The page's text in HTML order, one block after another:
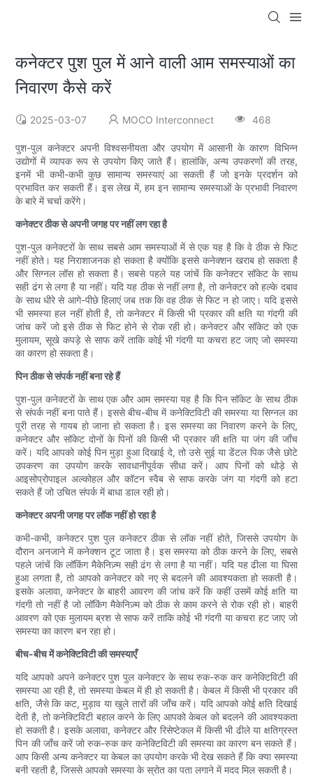
कनेक्टर पुश पुल में आने वाली आम समस्याओं का
निवारण कैसे करें
2025-03-07 MOCO Interconnect 468
पुश-पुल कनेक्टर अपनी विश्वसनीयता और उपयोग में आसानी के कारण विभिन्न
उद्योगों में व्यापक रूप से उपयोग किए जाते हैं। हालांकि, अन्य उपकरणों की तरह,
इनमें भी कभी-कभी कुछ सामान्य समस्याएं आ सकती हैं जो इनके प्रदर्शन को
प्रभावित कर सकती हैं। इस लेख में, हम इन सामान्य समस्याओं के प्रभावी निवारण
के बारे में चर्चा करेंगे।
कनेक्टर ठीक से अपनी जगह पर नहीं लग रहा है
पुश-पुल कनेक्टरों के साथ सबसे आम समस्याओं में से एक यह है कि वे ठीक से फिट
नहीं होते। यह निराशाजनक हो सकता है क्योंकि इससे कनेक्शन खराब हो सकता है
और सिग्नल लॉस हो सकता है। सबसे पहले यह जांचें कि कनेक्टर सॉकेट के साथ
सही ढंग से लगा है या नहीं। यदि यह ठीक से नहीं लगा है, तो कनेक्टर को हल्के दबाव
के साथ धीरे से आगे-पीछे हिलाएं जब तक कि वह ठीक से फिट न हो जाए। यदि इससे
भी समस्या हल नहीं होती है, तो कनेक्टर में किसी भी प्रकार की क्षति या गंदगी की
जांच करें जो इसे ठीक से फिट होने से रोक रही हो। कनेक्टर और सॉकेट को एक
मुलायम, सूखे कपड़े से साफ करें ताकि कोई भी गंदगी या कचरा हट जाए जो समस्या
का कारण हो सकता है।
पिन ठीक से संपर्क नहीं बना रहे हैं
पुश-पुल कनेक्टरों के साथ एक और आम समस्या यह है कि पिन सॉकेट के साथ ठीक
से संपर्क नहीं बना पाते हैं। इससे बीच-बीच में कनेक्टिविटी की समस्या या सिग्नल का
पूरी तरह से गायब हो जाना हो सकता है। इस समस्या का निवारण करने के लिए,
कनेक्टर और सॉकेट दोनों के पिनों की किसी भी प्रकार की क्षति या जंग की जाँच
करें। यदि आपको कोई पिन मुड़ा हुआ दिखाई दे, तो उसे सुई या डेंटल पिक जैसे छोटे
उपकरण का उपयोग करके सावधानीपूर्वक सीधा करें। आप पिनों को थोड़े से
आइसोप्रोपाइल अल्कोहल और कॉटन स्वैब से साफ करके जंग या गंदगी को हटा
सकते हैं जो उचित संपर्क में बाधा डाल रही हो।
कनेक्टर अपनी जगह पर लॉक नहीं हो रहा है
कभी-कभी, कनेक्टर पुश पुल कनेक्टर ठीक से लॉक नहीं होते, जिससे उपयोग के
दौरान अनजाने में कनेक्शन टूट जाता है। इस समस्या को ठीक करने के लिए, सबसे
पहले जांचें कि लॉकिंग मैकेनिज़्म सही ढंग से लगा है या नहीं। यदि यह ढीला या घिसा
हुआ लगता है, तो आपको कनेक्टर को नए से बदलने की आवश्यकता हो सकती है।
इसके अलावा, कनेक्टर के बाहरी आवरण की जांच करें कि कहीं उसमें कोई क्षति या
गंदगी तो नहीं है जो लॉकिंग मैकेनिज़्म को ठीक से काम करने से रोक रही हो। बाहरी
आवरण को एक मुलायम ब्रश से साफ करें ताकि कोई भी गंदगी या कचरा हट जाए जो
समस्या का कारण बन रहा हो।
बीच-बीच में कनेक्टिविटी की समस्याएँ
यदि आपको अपने कनेक्टर पुश पुल कनेक्टर के साथ रुक-रुक कर कनेक्टिविटी की
समस्या आ रही है, तो समस्या केबल में ही हो सकती है। केबल में किसी भी प्रकार की
क्षति, जैसे कि कट, मुड़ाव या खुले तारों की जाँच करें। यदि आपको कोई क्षति दिखाई
देती है, तो कनेक्टिविटी बहाल करने के लिए आपको केबल को बदलने की आवश्यकता
हो सकती है। इसके अलावा, कनेक्टर और रिसेप्टेकल में किसी भी ढीले या क्षतिग्रस्त
पिन की जाँच करें जो रुक-रुक कर कनेक्टिविटी की समस्या का कारण बन सकते हैं।
आप किसी अन्य कनेक्टर या केबल का उपयोग करके भी देख सकते हैं कि क्या समस्या
बनी रहती है, जिससे आपको समस्या के स्रोत का पता लगाने में मदद मिल सकती है।